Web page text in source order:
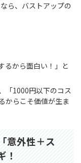
ら、バストアップの
るから面白い！」と
「1000円以下のコス
からこそ価値が生ま
意外性＋ス
！